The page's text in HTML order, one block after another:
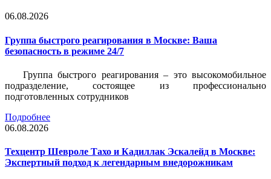
06.08.2026
Группа быстрого реагирования в Москве: Ваша
безопасность в режиме 24/7
Группа быстрого реагирования – это высокомобильное
подразделение, состоящее из профессионально
подготовленных сотрудников
Подробнее
06.08.2026
Техцентр Шевроле Тахо и Кадиллак Эскалейд в Москве:
Экспертный подход к легендарным внедорожникам